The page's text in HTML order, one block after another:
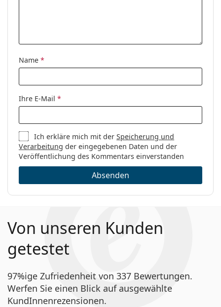
Name *
Ihre E-Mail *
Ich erkläre mich mit derSpeicherung und
Verarbeitung der eingegebenen Daten und der
Veröffentlichung des Kommentars einverstanden
Absenden
Von unseren Kunden
getestet
97%ige Zufriedenheit von 337 Bewertungen.
Werfen Sie einen Blick auf ausgewählte
KundInnenrezensionen.